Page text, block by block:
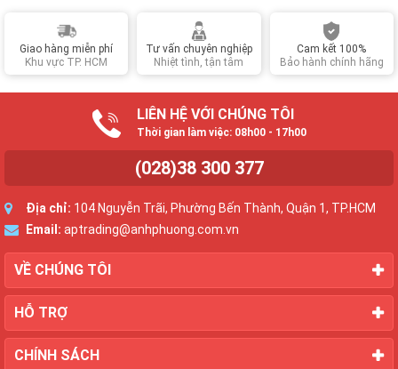
Giao hàng miễn phí
Khu vực TP. HCM
Tư vấn chuyên nghiệp
Nhiệt tình, tận tâm
Cam kết 100%
Bảo hành chính hãng
LIÊN HỆ VỚI CHÚNG TÔI
Thời gian làm việc: 08h00 - 17h00
(028)38 300 377
Địa chỉ: 104 Nguyễn Trãi, Phường Bến Thành, Quận 1, TP.HCM
Email: aptrading@anhphuong.com.vn
VỀ CHÚNG TÔI
HỖ TRỢ
CHÍNH SÁCH